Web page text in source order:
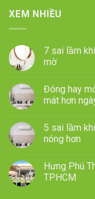
XEM NHIỀU
7 sai lầm
mờ
Đóng hay
mát hơn
5 sai lầm
nóng hơn
Hưng Phú
TPHCM